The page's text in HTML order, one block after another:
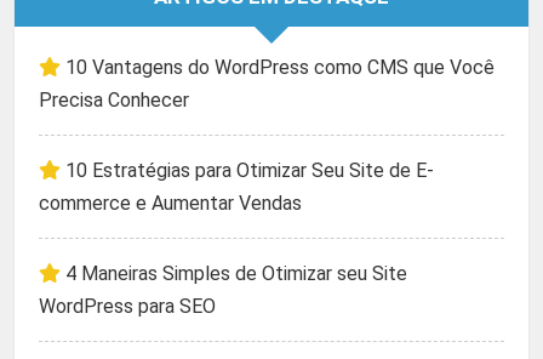
10 Vantagens do WordPress como CMS que Você
Precisa Conhecer
10 Estratégias para Otimizar Seu Site de E-
commerce e Aumentar Vendas
4 Maneiras Simples de Otimizar seu Site
WordPress para SEO